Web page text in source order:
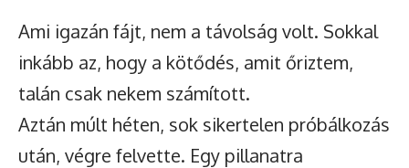
Ami igazán fájt, nem a távolság volt. Sokkal
inkább az, hogy a kötődés, amit őriztem,
talán csak nekem számított.
Aztán múlt héten, sok sikertelen próbálkozás
után, végre felvette. Egy pillanatra